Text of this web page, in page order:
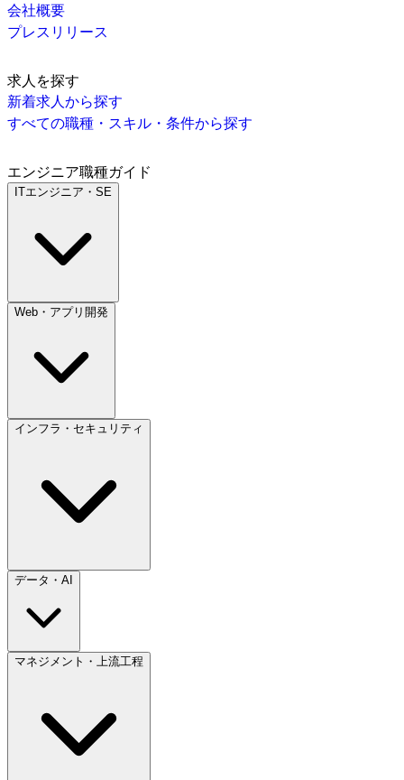
会社概要
プレスリリース
求人を探す
新着求人から探す
すべての職種・スキル・条件から探す
エンジニア職種ガイド
ITエンジニア・SE
Web・アプリ開発
インフラ・セキュリティ
データ・AI
マネジメント・上流工程